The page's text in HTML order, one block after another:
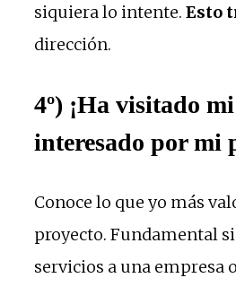
siquiera lo intente. Esto
dirección.
4º) ¡Ha visitado
interesado por mi
Conoce lo que yo más
proyecto. Fundamental
servicios a una empresa